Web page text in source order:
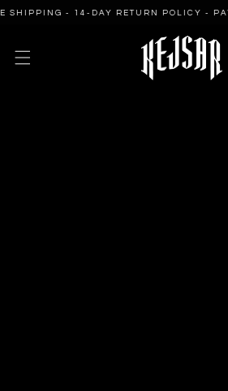
- 14-DAY RETURN POLICY - PAY
SKIP TO